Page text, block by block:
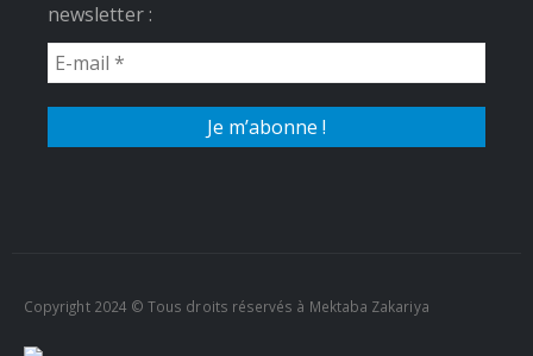
newsletter :
Copyright 2024 © Tous droits réservés à Mektaba Zakariya